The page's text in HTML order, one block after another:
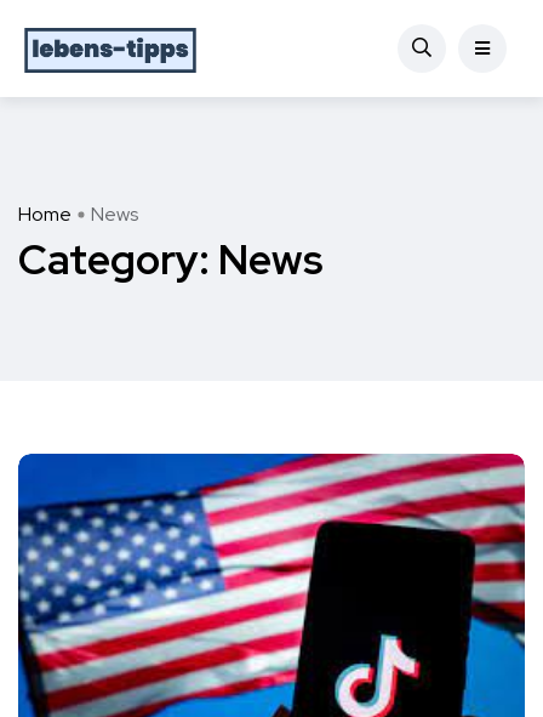
Home News
Category: News